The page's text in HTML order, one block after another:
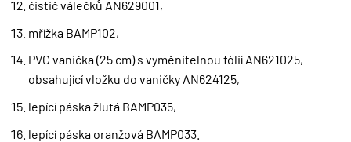
čistič válečků AN629001,
mřížka BAMP102,
PVC vanička (25 cm) s vyměnitelnou fólií AN621025,
obsahující vložku do vaničky AN624125,
lepící páska žlutá BAMP035,
lepící páska oranžová BAMP033.